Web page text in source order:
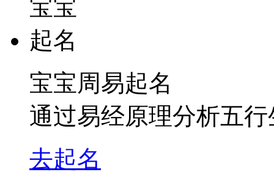
宝宝周易起名
通过易经原理分析五
去起名